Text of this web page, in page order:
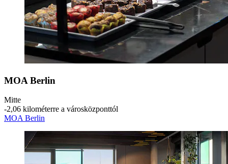
MOA Berlin
Mitte
‐2,06 kilométerre a városközponttól
MOA Berlin